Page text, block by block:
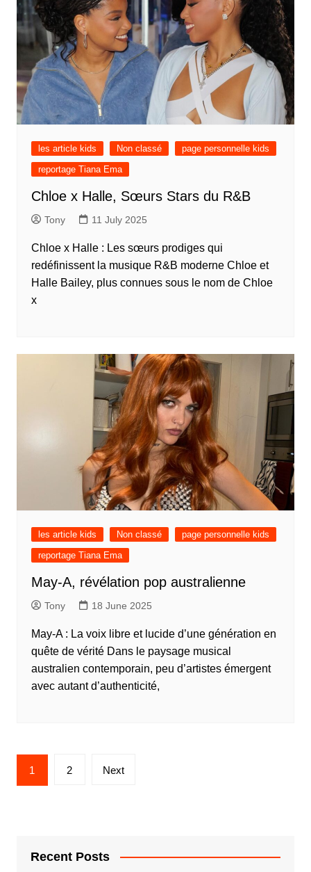
les article kids Non classé
page personnelle kids
reportage Tiana Ema
Chloe x Halle, Sœurs Stars du R&B
Tony 11 July 2025
Chloe x Halle : Les sœurs prodiges qui
redéfinissent la musique R&B moderne Chloe et
Halle Bailey, plus connues sous le nom de Chloe
x
les article kids Non classé
page personnelle kids
reportage Tiana Ema
May‑A, révélation pop australienne
Tony 18 June 2025
May‑A : La voix libre et lucide d’une génération en
quête de vérité Dans le paysage musical
australien contemporain, peu d’artistes émergent
avec autant d’authenticité,
1 2 Next
Recent Posts